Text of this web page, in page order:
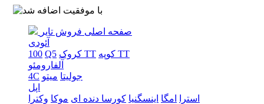
صفحه اصلی فروش تایر
آئودی
100 Q5 کروک TT
کوپه TT
آلفارومئو
4C
جولیتا میتو
اپل
استرا
امگا اینسگنیا کورسا دنده ای موکا وکترا